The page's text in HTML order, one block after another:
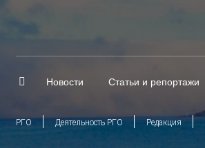
Новости Статьи и репортажи
РГО Деятельность РГО Редакция